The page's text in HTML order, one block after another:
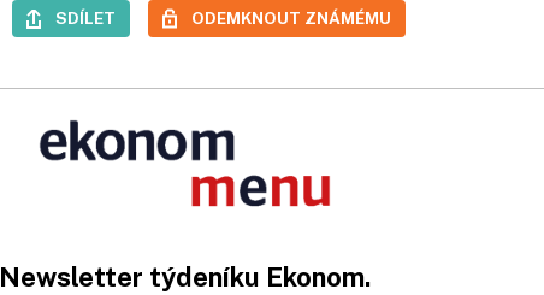
SDÍLET ODEMKNOUT ZNÁMÉMU
Newsletter týdeníku Ekonom.